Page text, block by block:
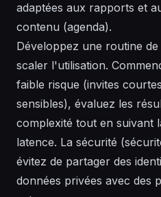
adaptées aux rapports et
contenu (agenda).
Développez une routine
scaler l'utilisation.
faible risque (invites
sensibles), évaluez les
complexité tout en suivant
latence. La sécurité
évitez de partager des
données privées avec des